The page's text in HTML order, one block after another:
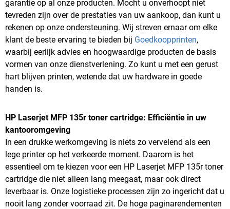
garantie op al onze producten. Mocht u onverhoopt niet
tevreden zijn over de prestaties van uw aankoop, dan kunt u
rekenen op onze ondersteuning. Wij streven ernaar om elke
klant de beste ervaring te bieden bij Goedkoopprinten,
waarbij eerlijk advies en hoogwaardige producten de basis
vormen van onze dienstverlening. Zo kunt u met een gerust
hart blijven printen, wetende dat uw hardware in goede
handen is.
HP Laserjet MFP 135r toner cartridge: Efficiëntie in uw
kantooromgeving
In een drukke werkomgeving is niets zo vervelend als een
lege printer op het verkeerde moment. Daarom is het
essentieel om te kiezen voor een HP Laserjet MFP 135r toner
cartridge die niet alleen lang meegaat, maar ook direct
leverbaar is. Onze logistieke processen zijn zo ingericht dat u
nooit lang zonder voorraad zit. De hoge paginarendementen